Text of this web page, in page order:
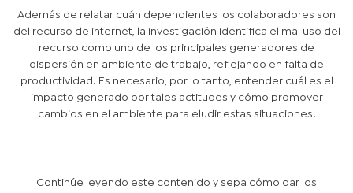
Además de relatar cuán dependientes los colaboradores son
del recurso de internet, la investigación identifica el mal uso del
recurso como uno de los principales generadores de
dispersión en ambiente de trabajo, reflejando en falta de
productividad. Es necesario, por lo tanto, entender cuál es el
impacto generado por tales actitudes y cómo promover
cambios en el ambiente para eludir estas situaciones.
Continúe leyendo este contenido y sepa cómo dar los